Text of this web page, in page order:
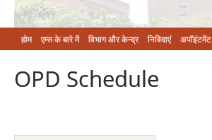
होम एम्‍स के बारे में विभाग और केन्‍द्र निविदाएं अपॉइंटमेंट
OPD Schedule